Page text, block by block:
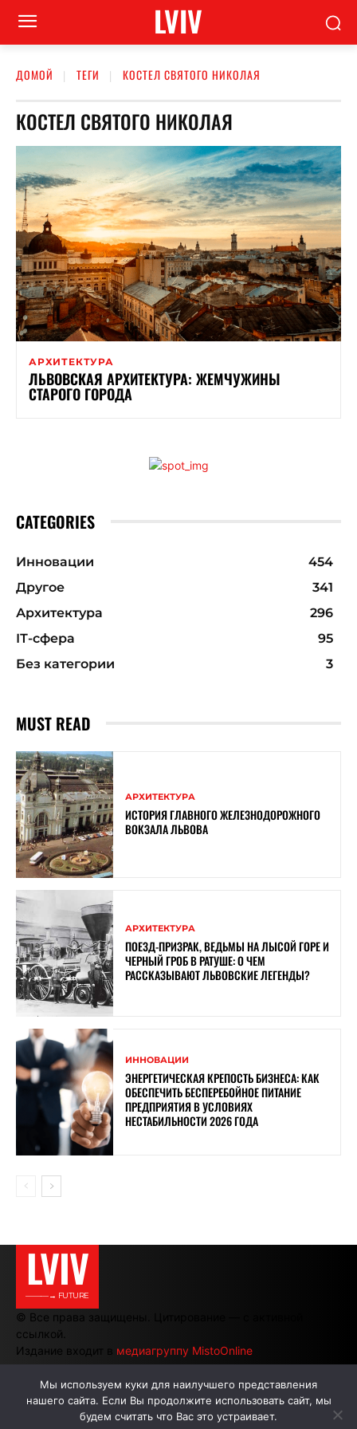
LVIV
ДОМОЙ ТЕГИ КОСТЕЛ СВЯТОГО НИКОЛАЯ
КОСТЕЛ СВЯТОГО НИКОЛАЯ
АРХИТЕКТУРА
ЛЬВОВСКАЯ АРХИТЕКТУРА: ЖЕМЧУЖИНЫ
СТАРОГО ГОРОДА
CATEGORIES
Инновации
454
Другое
341
Архитектура
296
ІТ-сфера
95
Без категории
3
MUST READ
АРХИТЕКТУРА
ИСТОРИЯ ГЛАВНОГО ЖЕЛЕЗНОДОРОЖНОГО
ВОКЗАЛА ЛЬВОВА
АРХИТЕКТУРА
ПОЕЗД-ПРИЗРАК, ВЕДЬМЫ НА ЛЫСОЙ ГОРЕ И
ЧЕРНЫЙ ГРОБ В РАТУШЕ: О ЧЕМ
РАССКАЗЫВАЮТ ЛЬВОВСКИЕ ЛЕГЕНДЫ?
ИННОВАЦИИ
ЭНЕРГЕТИЧЕСКАЯ КРЕПОСТЬ БИЗНЕСА: КАК
ОБЕСПЕЧИТЬ БЕСПЕРЕБОЙНОЕ ПИТАНИЕ
ПРЕДПРИЯТИЯ В УСЛОВИЯХ
НЕСТАБИЛЬНОСТИ 2026 ГОДА
LVIV
———→ FUTURE
© Все права защищены. Цитирование — с активной
ссылкой.
Издание входит в медиагруппу MistoOnline
АВТОРЫ РЕКЛАМА НА САЙТЕ
Мы используем куки для наилучшего представления
нашего сайта. Если Вы продолжите использовать сайт, мы
будем считать что Вас это устраивает.